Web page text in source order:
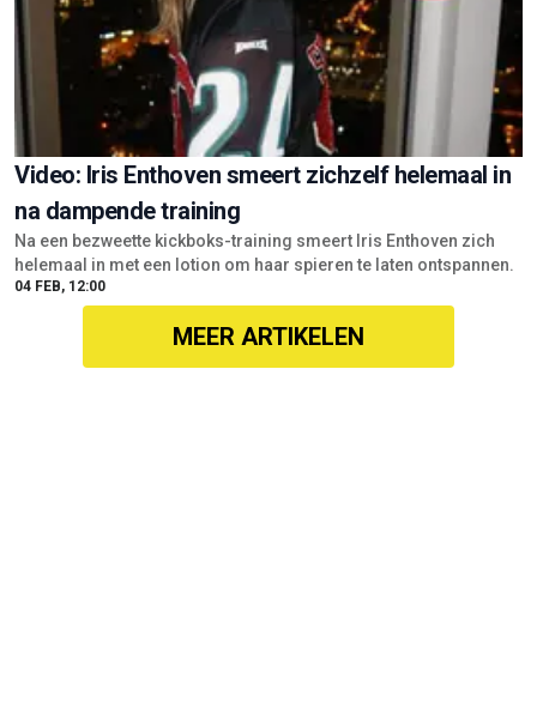
Video: Iris Enthoven smeert zichzelf helemaal in
na dampende training
Na een bezweette kickboks-training smeert Iris Enthoven zich
helemaal in met een lotion om haar spieren te laten ontspannen.
04 FEB, 12:00
MEER ARTIKELEN